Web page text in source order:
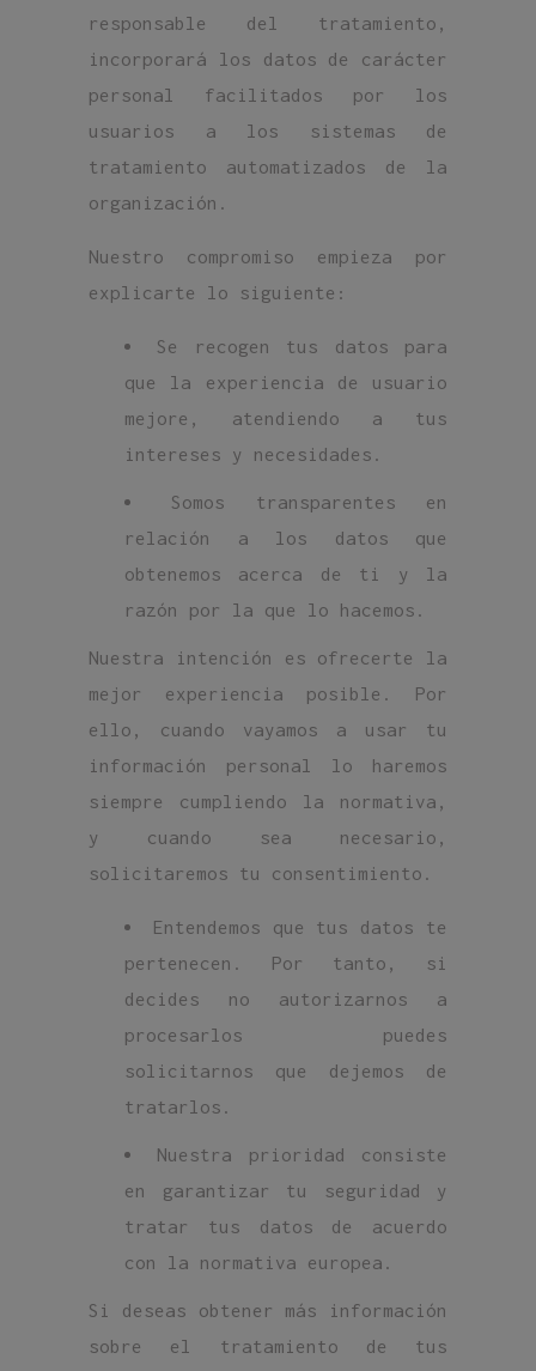
responsable del tratamiento,
incorporará los datos de carácter
personal facilitados por los
usuarios a los sistemas de
tratamiento automatizados de la
organización.
Nuestro compromiso empieza por
explicarte lo siguiente:
Se recogen tus datos para
que la experiencia de usuario
mejore, atendiendo a tus
intereses y necesidades.
Somos transparentes en
relación a los datos que
obtenemos acerca de ti y la
razón por la que lo hacemos.
Nuestra intención es ofrecerte la
mejor experiencia posible. Por
ello, cuando vayamos a usar tu
información personal lo haremos
siempre cumpliendo la normativa,
y cuando sea necesario,
solicitaremos tu consentimiento.
Entendemos que tus datos te
pertenecen. Por tanto, si
decides no autorizarnos a
procesarlos puedes
solicitarnos que dejemos de
tratarlos.
Nuestra prioridad consiste
en garantizar tu seguridad y
tratar tus datos de acuerdo
con la normativa europea.
Si deseas obtener más información
sobre el tratamiento de tus